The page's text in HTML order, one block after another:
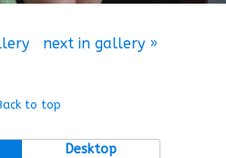
next in gallery »
to top
Desktop